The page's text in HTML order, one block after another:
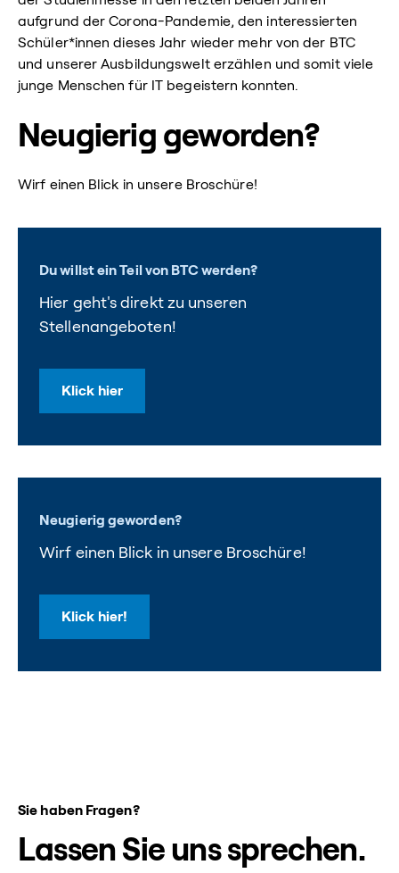
aufgrund der Corona-Pandemie, den interessierten
Schüler*innen dieses Jahr wieder mehr von der BTC
und unserer Ausbildungswelt erzählen und somit viele
junge Menschen für IT begeistern konnten.
Neugierig geworden?
Wirf einen Blick in unsere Broschüre!
Du willst ein Teil von BTC werden?
Hier geht's direkt zu unseren
Stellenangeboten!
Klick hier
Neugierig geworden?
Wirf einen Blick in unsere Broschüre!
Klick hier!
Sie haben Fragen?
Lassen Sie uns sprechen.